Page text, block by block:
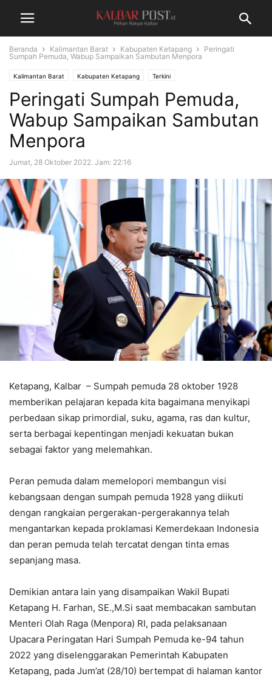
Beranda Kalimantan Barat Kabupaten Ketapang
Peringati
Sumpah Pemuda, Wabup Sampaikan Sambutan Menpora
Kalimantan Barat Kabupaten Ketapang Terkini
Peringati Sumpah Pemuda,
Wabup Sampaikan Sambutan
Menpora
Jumat, 28 Oktober 2022. Jam: 22:16
Ketapang, Kalbar – Sumpah pemuda 28 oktober 1928
memberikan pelajaran kepada kita bagaimana menyikapi
perbedaan sikap primordial, suku, agama, ras dan kultur,
serta berbagai kepentingan menjadi kekuatan bukan
sebagai faktor yang melemahkan.
Peran pemuda dalam memelopori membangun visi
kebangsaan dengan sumpah pemuda 1928 yang diikuti
dengan rangkaian pergerakan-pergerakannya telah
mengantarkan kepada proklamasi Kemerdekaan Indonesia
dan peran pemuda telah tercatat dengan tinta emas
sepanjang masa.
Demikian antara lain yang disampaikan Wakil Bupati
Ketapang H. Farhan, SE.,M.Si saat membacakan sambutan
Menteri Olah Raga (Menpora) RI, pada pelaksanaan
Upacara Peringatan Hari Sumpah Pemuda ke-94 tahun
2022 yang diselenggarakan Pemerintah Kabupaten
Ketapang, pada Jum’at (28/10) bertempat di halaman kantor